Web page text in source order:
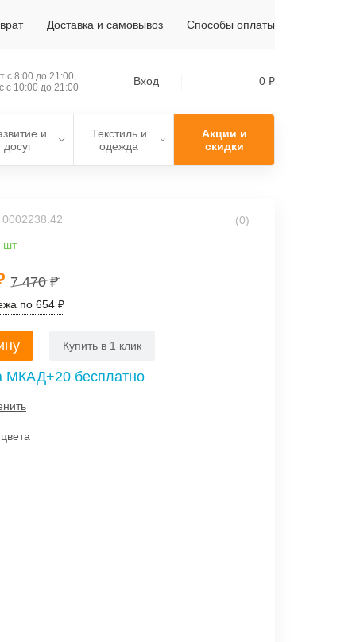
Доставка и самовывоз Способы оплаты
с 8:00 до 21:00,
с 10:00 до 21:00
Вход 0 ₽
и
досуг
Текстиль и
одежда
Акции и
скидки
0002238.42 (0)
шт
7 470 ₽
по 654 ₽
Купить в 1 клик
МКАД+20 бесплатно